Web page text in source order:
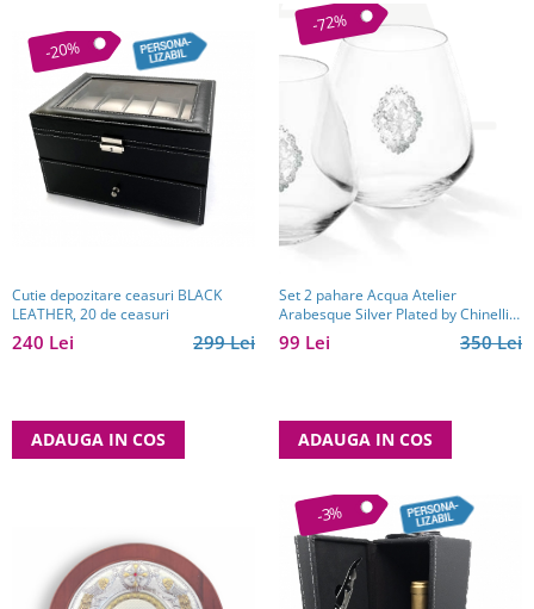
-20%
Cutie depozitare ceasuri BLACK
LEATHER, 20 de ceasuri
299 Lei
240 Lei
ADAUGA IN COS
-72%
Set 2 pahare Acqua Atelier
Arabesque Silver Plated by Chinelli,
made in Italy
350 Lei
99 Lei
ADAUGA IN COS
-3%